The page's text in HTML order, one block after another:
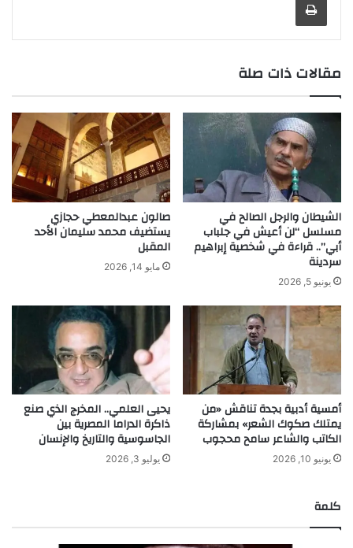
مقالات ذات صلة
الشيطان والرجل الصالح في
مسلسل “لن أعيش في جلباب
أبي”.. قراءة في شخصية إبراهيم
سردينة
يونيو 5, 2026
صالون عبدالمعطي حجازي
يستضيف محمد سليمان الأحد
المقبل
مايو 14, 2026
أمسية أدبية بجدة تناقش «من
يمتلك صكوك الشعر» بمشاركة
الكاتب والشاعر سامح محجوب
يونيو 10, 2026
يحيى العلمي.. المخرج الذي صنع
ذاكرة الدراما المصرية بين
الجاسوسية والتاريخ والإنسان
يوليو 3, 2026
كلمة